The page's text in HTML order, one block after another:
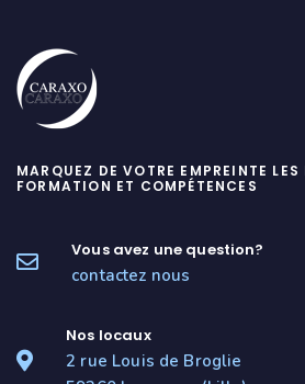
MARQUEZ DE VOTRE EMPREINTE
FORMATION ET COMPÉTENCES
Vous avez une question?
contactez nous
Nos locaux
2 rue Louis de Broglie